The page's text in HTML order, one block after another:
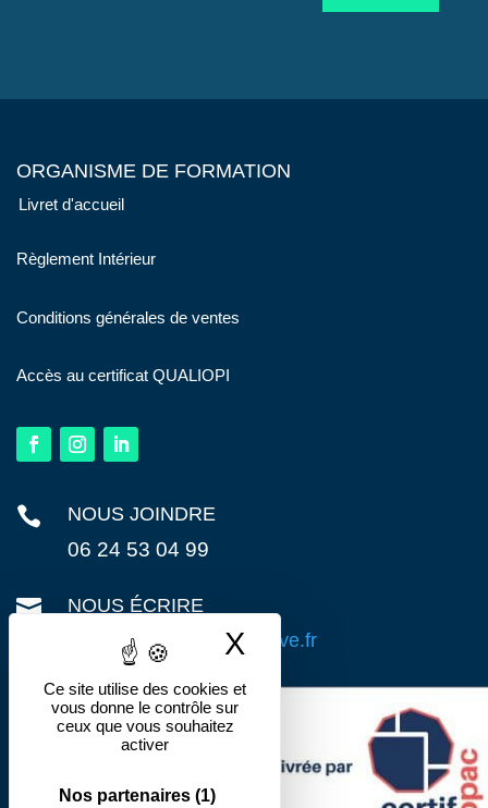
Ce site utilise des cookies et
vous donne le contrôle sur
ceux que vous souhaitez
activer
Nos partenaires (1)
X Masquer le
ORGANISME DE FORMATION
Livret d'accueil
Règlement Intérieur
Conditions générales de ventes
Accès au certificat QUALIOPI
 NOUS JOINDRE
06 24 53 04 99

NOUS ÉCRIRE
contact@action-preventive.fr